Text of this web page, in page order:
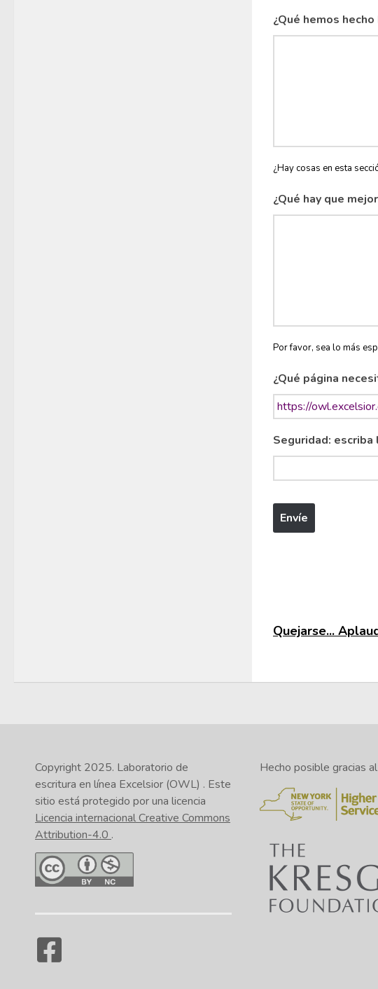
¿Qué hemos hecho
¿Hay cosas en esta
¿Qué hay que
Por favor, sea lo más
¿Qué página
Seguridad: escriba
Quejarse...
Copyright 2025. Laboratorio de
escritura en línea Excelsior (OWL) . Este
sitio está protegido por una licencia
Licencia internacional Creative Commons
Attribution-4.0 .
Hecho posible gracias